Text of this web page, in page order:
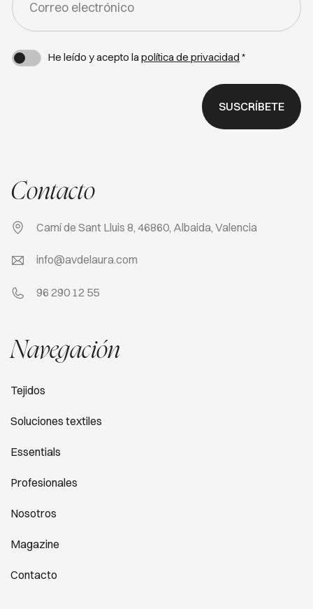
NEWSLETTER
He leído y acepto lapolítica de privacidad *
SUSCRÍBETE
Contacto
Camí de Sant Lluis 8, 46860, Albaida, Valencia
info@avdelaura.com
96 290 12 55
Navegación
Tejidos
Soluciones textiles
Essentials
Profesionales
Nosotros
Magazine
Contacto